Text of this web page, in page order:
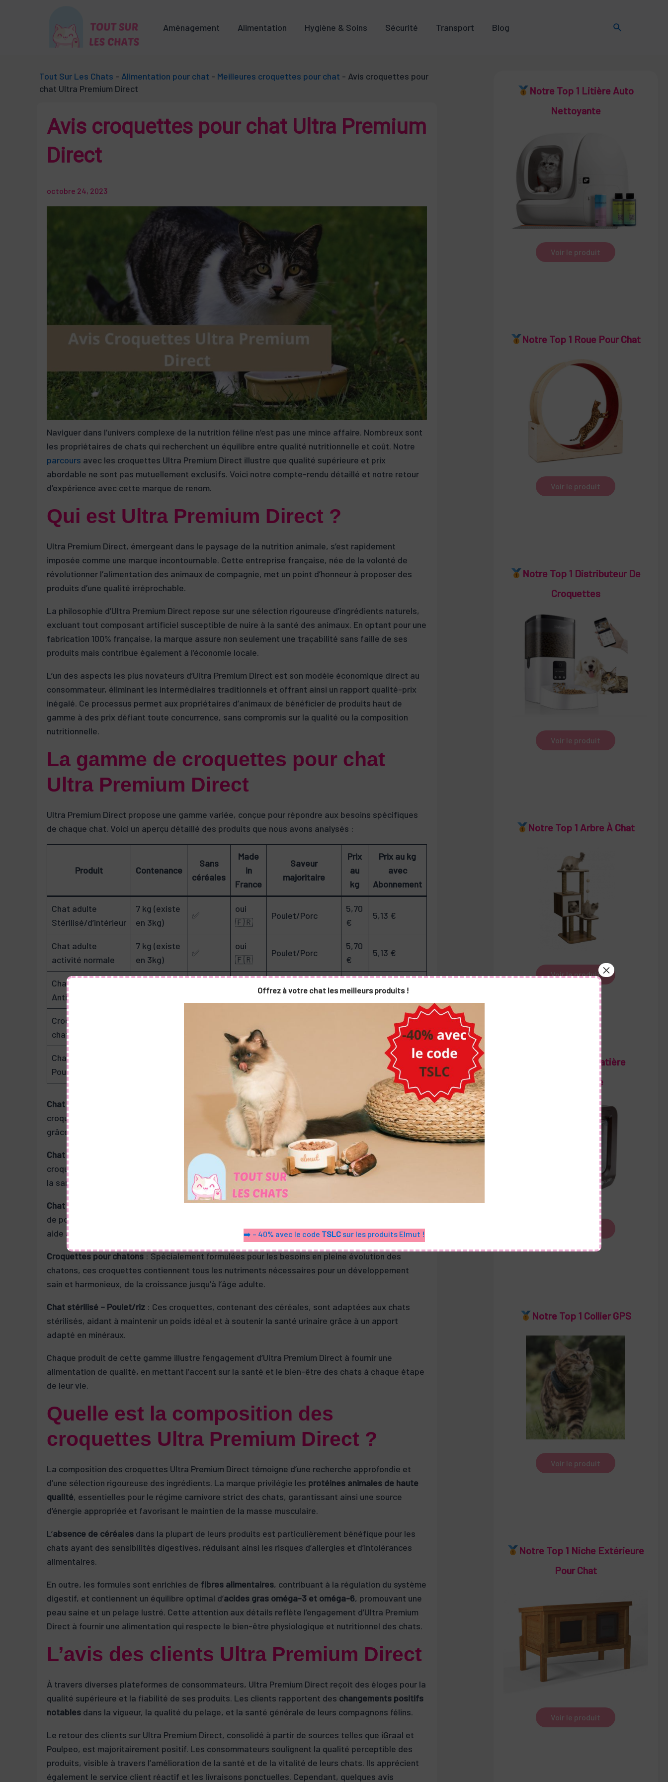
Aménagement Alimentation Hygiène & Soins Sécurité Transport Blog Rechercher
Tout Sur Les Chats - Alimentation pour chat - Meilleures croquettes pour chat - Avis croquettes pour
chat Ultra Premium Direct
Avis croquettes pour chat Ultra Premium
Direct
octobre 24, 2023
Naviguer dans l’univers complexe de la nutrition féline n’est pas une mince affaire. Nombreux sont
les propriétaires de chats qui recherchent un équilibre entre qualité nutritionnelle et coût. Notre
parcours avec les croquettes Ultra Premium Direct illustre que qualité supérieure et prix
abordable ne sont pas mutuellement exclusifs. Voici notre compte-rendu détaillé et notre retour
d’expérience avec cette marque de renom.
Qui est Ultra Premium Direct ?
Ultra Premium Direct, émergeant dans le paysage de la nutrition animale, s’est rapidement
imposée comme une marque incontournable. Cette entreprise française, née de la volonté de
révolutionner l’alimentation des animaux de compagnie, met un point d’honneur à proposer des
produits d’une qualité irréprochable.
La philosophie d’Ultra Premium Direct repose sur une sélection rigoureuse d’ingrédients naturels,
excluant tout composant artificiel susceptible de nuire à la santé des animaux. En optant pour une
fabrication 100% française, la marque assure non seulement une traçabilité sans faille de ses
produits mais contribue également à l’économie locale.
L’un des aspects les plus novateurs d’Ultra Premium Direct est son modèle économique direct au
consommateur, éliminant les intermédiaires traditionnels et offrant ainsi un rapport qualité-prix
inégalé. Ce processus permet aux propriétaires d’animaux de bénéficier de produits haut de
gamme à des prix défiant toute concurrence, sans compromis sur la qualité ou la composition
nutritionnelle.
La gamme de croquettes pour chat
Ultra Premium Direct
Ultra Premium Direct propose une gamme variée, conçue pour répondre aux besoins spécifiques
de chaque chat. Voici un aperçu détaillé des produits que nous avons analysés :
Produit Contenance
Sans
céréales
Made
in
France
Saveur
majoritaire
Prix
au
kg
Prix au kg
avec
Abonnement
Chat adulte
Stérilisé/d’intérieur
7 kg (existe
en 3kg)
✅
oui
🇫🇷
Poulet/Porc
5,70
€
5,13 €
Chat adulte
activité normale
7 kg (existe
en 3kg)
✅
oui
🇫🇷
Poulet/Porc
5,70
€
5,13 €
Chat délicat –
Anti-boules
Saumon/tapioca
€
5,77 €
Croquettes pour
chatons
🇫🇷
5,13 € 4,9/5
Chat stérilisé –
Poulet/riz
oui
🇫🇷
Poulet/riz 4,22 € 4,5/5
Chat adulte Stérilisé/d’intérieur
: Idéales pour les chats ayant un mode de vie sédentaire, ces
croquettes aident à prévenir l’obésité, un problème courant chez les chats stérilisés ou d’intérieur,
grâce à une formule faible en matières grasses et riche en fibres.
Chat adulte activité normale
: Conçues pour les chats avec un niveau d’activité moyen, ces
croquettes équilibrées assurent un apport nutritionnel complet, soutenant l’énergie quotidienne et
la santé globale du chat.
Chat délicat – Anti-boules
: Cette formule est un véritable atout pour les chats sujets aux boules
de poils ou ayant un système digestif sensible. Riche en fibres, elle favorise le transit intestinal et
aide à réduire la formation de boules de poils.
Croquettes pour chatons : Spécialement formulées pour les besoins en pleine évolution des
chatons, ces croquettes contiennent tous les nutriments nécessaires pour un développement
sain et harmonieux, de la croissance jusqu’à l’âge adulte.
Chat stérilisé – Poulet/riz : Ces croquettes, contenant des céréales, sont adaptées aux chats
stérilisés, aidant à maintenir un poids idéal et à soutenir la santé urinaire grâce à un apport
adapté en minéraux.
Chaque produit de cette gamme illustre l’engagement d’Ultra Premium Direct à fournir une
alimentation de qualité, en mettant l’accent sur la santé et le bien-être des chats à chaque étape
de leur vie.
Quelle est la composition des
croquettes Ultra Premium Direct ?
La composition des croquettes Ultra Premium Direct témoigne d’une recherche approfondie et
d’une sélection rigoureuse des ingrédients. La marque privilégie les protéines animales de haute
qualité, essentielles pour le régime carnivore strict des chats, garantissant ainsi une source
d’énergie appropriée et favorisant le maintien de la masse musculaire.
L’absence de céréales dans la plupart de leurs produits est particulièrement bénéfique pour les
chats ayant des sensibilités digestives, réduisant ainsi les risques d’allergies et d’intolérances
alimentaires.
En outre, les formules sont enrichies de fibres alimentaires, contribuant à la régulation du système
digestif, et contiennent un équilibre optimal d’acides gras oméga-3 et oméga-6, promouvant une
peau saine et un pelage lustré. Cette attention aux détails reflète l’engagement d’Ultra Premium
Direct à fournir une alimentation qui respecte le bien-être physiologique et nutritionnel des chats.
L’avis des clients Ultra Premium Direct
À travers diverses plateformes de consommateurs, Ultra Premium Direct reçoit des éloges pour la
qualité supérieure et la fiabilité de ses produits. Les clients rapportent des changements positifs
notables dans la vigueur, la qualité du pelage, et la santé générale de leurs compagnons félins.
Le retour des clients sur Ultra Premium Direct, consolidé à partir de sources telles que iGraal et
Poulpeo, est majoritairement positif. Les consommateurs soulignent la qualité perceptible des
produits, visible à travers l’amélioration de la santé et de la vitalité de leurs chats. Ils apprécient
également le service client réactif et les livraisons ponctuelles. Cependant, quelques avis
Notre Top 1 Litière Auto
Nettoyante
Voir le produit
Notre Top 1 Roue Pour Chat
Voir le produit
Notre Top 1 Distributeur De
Croquettes
Voir le produit
Notre Top 1 Arbre À Chat
Voir le produit
Notre Top 1 Chatière
Électronique
Voir le produit
Notre Top 1 Collier GPS
Voir le produit
Notre Top 1 Niche Extérieure
Pour Chat
Voir le produit
Offrez à votre chat les meilleurs produits !
➡️ – 40% avec le code TSLCsur les produits Elmut !